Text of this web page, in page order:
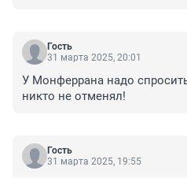
Гость
31 марта 2025, 20:01
У Монферрана надо
никто не отменял!
Гость
31 марта 2025, 19:55